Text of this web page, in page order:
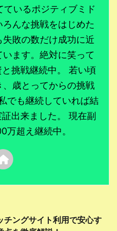
いるポジティブミド
んな挑戦をはじめた
敗の数だけ成功に近
ます。絶対に笑って
挑戦継続中。 若い頃
歳とってからの挑戦
でも継続していれば結
出来ました。 現在副
万超え継続中。
チングサイト利用で安心す